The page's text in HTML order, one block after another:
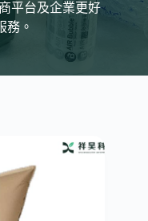
平台及企業更好
務。